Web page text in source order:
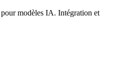
modèles IA. Intégration et